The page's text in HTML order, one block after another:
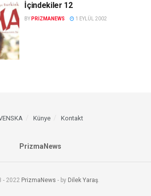
İçindekiler 12
BY PRIZMANEWS 1 EYLÜL 2002
Künye Kontakt
PrizmaNews
- 2022 PrizmaNews - by Dilek Yaraş.